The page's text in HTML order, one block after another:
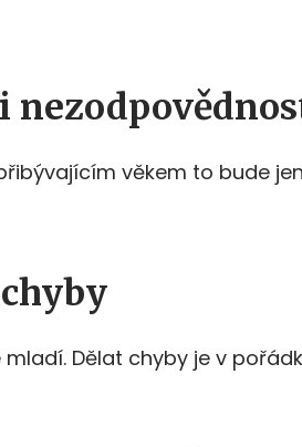
věkem to bude
mladí. Dělat chyby je v